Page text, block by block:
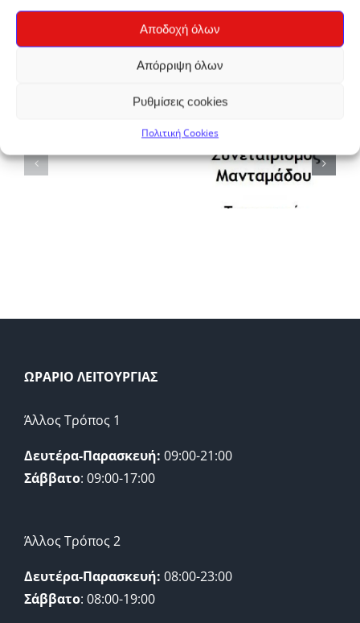
Αποδοχή όλων
Απόρριψη όλων
Ρυθμίσεις cookies
Πολιτική Cookies
ΑΓΡΟΤΙΚΟΣ
ΣΥΝΕΤΑΙΡΙΣΜΟΣ
ΜΑΝΤΑΜΑΔΟΥ
ΩΡΑΡΙΟ ΛΕΙΤΟΥΡΓΙΑΣ
Άλλος Τρόπος 1
Δευτέρα-Παρασκευή: 09:00-21:00
Σάββατο: 09:00-17:00
Άλλος Τρόπος 2
Δευτέρα-Παρασκευή: 08:00-23:00
Σάββατο: 08:00-19:00